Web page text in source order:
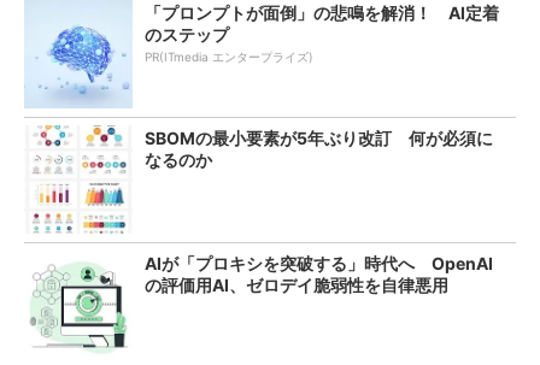
「プロンプトが面倒」の悲鳴を解消！ AI定着
のステップ
PR(ITmedia エンタープライズ)
SBOMの最小要素が5年ぶり改訂 何が必須に
なるのか
AIが「プロキシを突破する」時代へ OpenAI
の評価用AI、ゼロデイ脆弱性を自律悪用